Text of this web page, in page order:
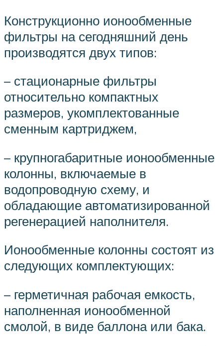
Конструкционно ионообменные
фильтры на сегодняшний день
производятся двух типов:
– стационарные фильтры
относительно компактных
размеров, укомплектованные
сменным картриджем,
– крупногабаритные ионообменные
колонны, включаемые в
водопроводную схему, и
обладающие автоматизированной
регенерацией наполнителя.
Ионообменные колонны состоят из
следующих комплектующих:
– герметичная рабочая емкость,
наполненная ионообменной
смолой, в виде баллона или бака.